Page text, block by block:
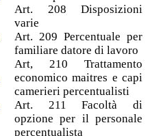
Art. 208 Disposizioni
varie
Art. 209 Percentuale per
familiare datore di lavoro
Art, 210 Trattamento
economico maitres e capi
camerieri percentualisti
Art. 211 Facoltà di
opzione per il personale
percentualista